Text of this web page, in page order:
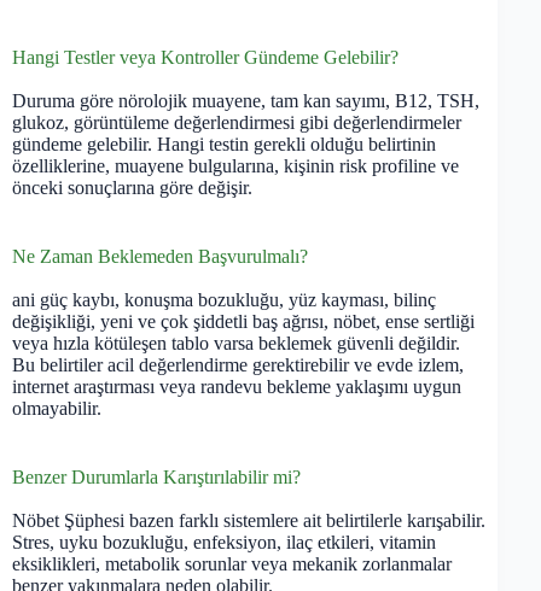
Hangi Testler veya Kontroller Gündeme Gelebilir?
Duruma göre nörolojik muayene, tam kan sayımı, B12, TSH,
glukoz, görüntüleme değerlendirmesi gibi değerlendirmeler
gündeme gelebilir. Hangi testin gerekli olduğu belirtinin
özelliklerine, muayene bulgularına, kişinin risk profiline ve
önceki sonuçlarına göre değişir.
Ne Zaman Beklemeden Başvurulmalı?
ani güç kaybı, konuşma bozukluğu, yüz kayması, bilinç
değişikliği, yeni ve çok şiddetli baş ağrısı, nöbet, ense sertliği
veya hızla kötüleşen tablo varsa beklemek güvenli değildir.
Bu belirtiler acil değerlendirme gerektirebilir ve evde izlem,
internet araştırması veya randevu bekleme yaklaşımı uygun
olmayabilir.
Benzer Durumlarla Karıştırılabilir mi?
Nöbet Şüphesi bazen farklı sistemlere ait belirtilerle karışabilir.
Stres, uyku bozukluğu, enfeksiyon, ilaç etkileri, vitamin
eksiklikleri, metabolik sorunlar veya mekanik zorlanmalar
benzer yakınmalara neden olabilir.